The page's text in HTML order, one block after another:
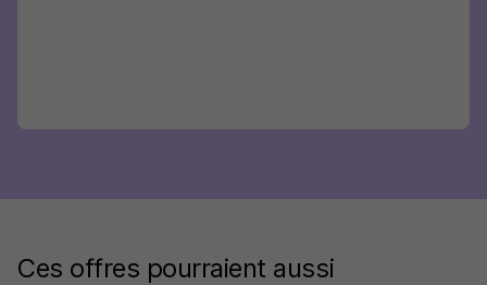
Ces offres pourraient aussi